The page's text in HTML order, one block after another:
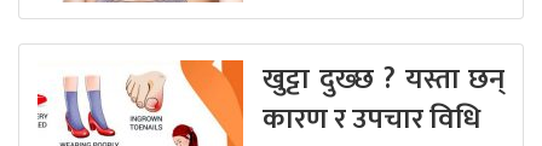
खुट्टा दुख्छ ? यस्ता छन्
कारण र उपचार विधि